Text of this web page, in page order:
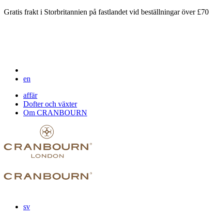
Gratis frakt i Storbritannien på fastlandet vid beställningar över £70
en
affär
Dofter och växter
Om CRANBOURN
sv